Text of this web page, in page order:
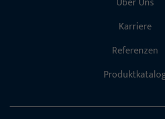
Karriere
Referenzen